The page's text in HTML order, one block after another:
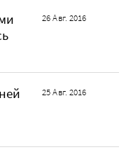
26 Авг. 2016
25 Авг. 2016